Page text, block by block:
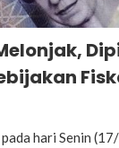
hari Senin